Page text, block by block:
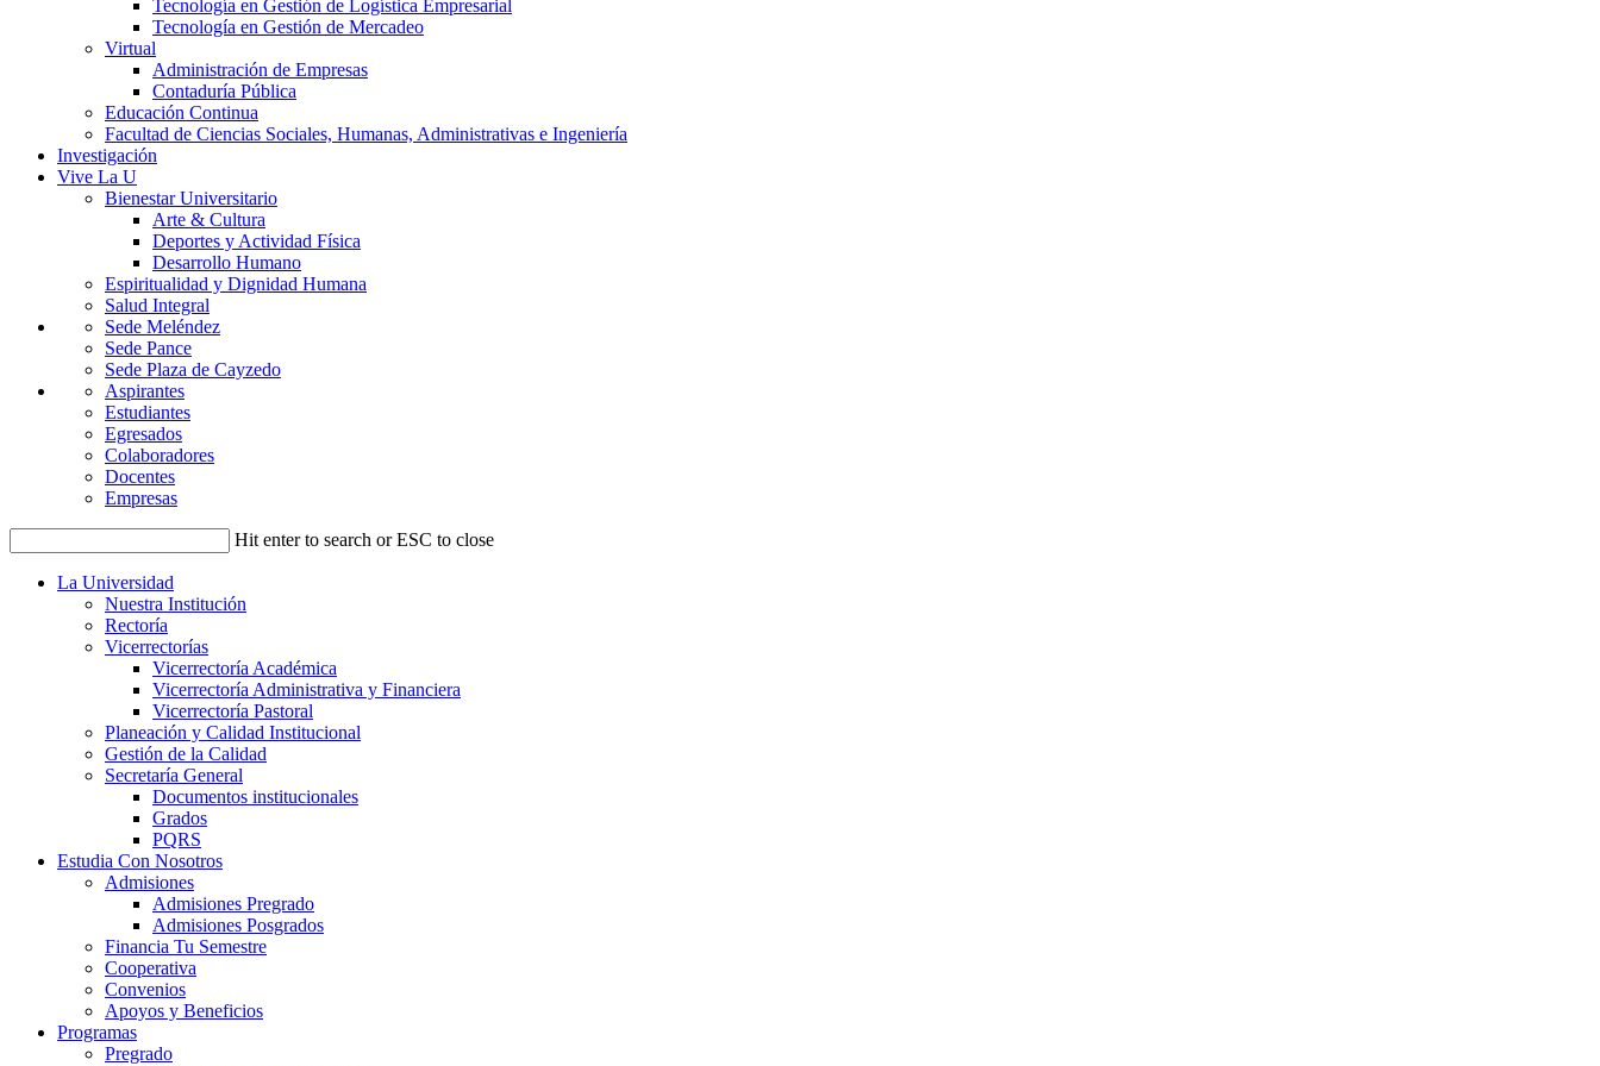
Tecnología en Gestión de Logística Empresarial
Tecnología en Gestión de Mercadeo
Virtual
Administración de Empresas
Contaduría Pública
Educación Continua
Facultad de Ciencias Sociales, Humanas, Administrativas e Ingeniería
Investigación
Vive La U
Bienestar Universitario
Arte & Cultura
Deportes y Actividad Física
Desarrollo Humano
Espiritualidad y Dignidad Humana
Salud Integral
Sede Meléndez
Sede Pance
Sede Plaza de Cayzedo
Aspirantes
Estudiantes
Egresados
Colaboradores
Docentes
Empresas
Hit enter to search or ESC to close
La Universidad
Nuestra Institución
Rectoría
Vicerrectorías
Vicerrectoría Académica
Vicerrectoría Administrativa y Financiera
Vicerrectoría Pastoral
Planeación y Calidad Institucional
Gestión de la Calidad
Secretaría General
Documentos institucionales
Grados
PQRS
Estudia Con Nosotros
Admisiones
Admisiones Pregrado
Admisiones Posgrados
Financia Tu Semestre
Cooperativa
Convenios
Apoyos y Beneficios
Programas
Pregrado